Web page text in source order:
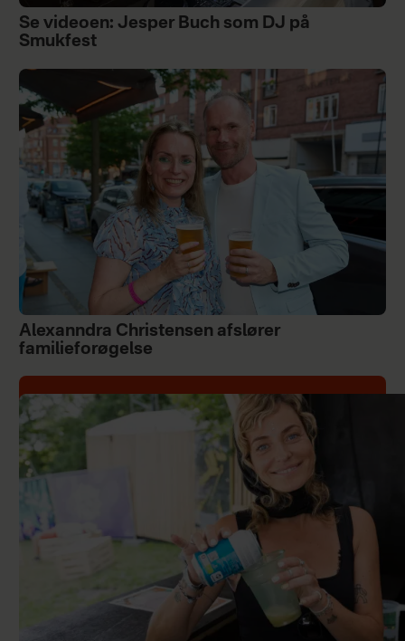
Se videoen: Jesper Buch som DJ på
Smukfest
Alexanndra Christensen afslører
familieforøgelse